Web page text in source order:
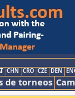
CHN CRO CZE DEN
de torneos